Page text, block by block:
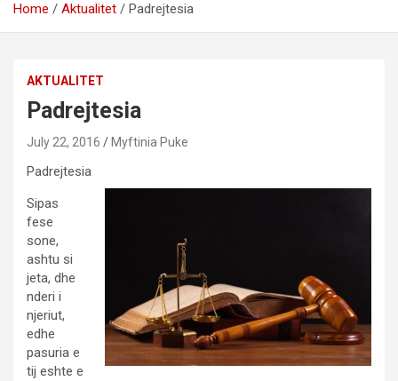
Home Aktualitet Padrejtesia
AKTUALITET
Padrejtesia
July 22, 2016 Myftinia Puke
Padrejtesia
Sipas
fese
sone,
ashtu si
jeta, dhe
nderi i
njeriut,
edhe
pasuria e
tij eshte e